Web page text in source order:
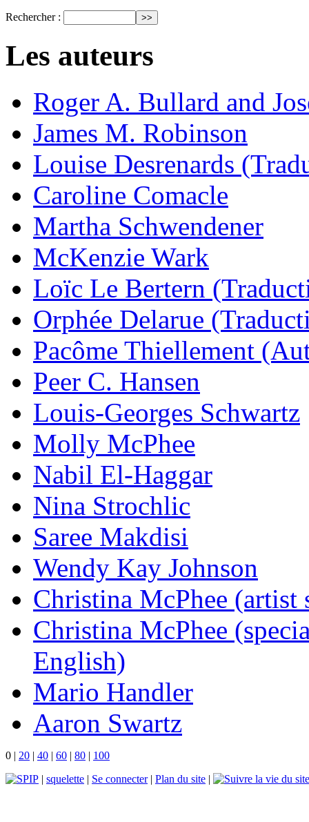
Rechercher :
Les auteurs
Roger A. Bullard and
James M. Robinson
Louise Desrenards
Caroline Comacle
Martha Schwendener
McKenzie Wark
Loïc Le Bertern
Orphée Delarue
Pacôme Thiellement
Peer C. Hansen
Louis-Georges Schwartz
Molly McPhee
Nabil El-Haggar
Nina Strochlic
Saree Makdisi
Wendy Kay Johnson
Christina McPhee (artist
Christina McPhee
English)
Mario Handler
Aaron Swartz
0 | 20 | 40 | 60 | 80 | 100
| squelette | Se connecter| Plan du site |